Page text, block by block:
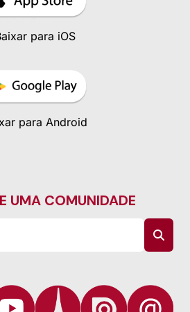
para iOS
para Android
UMA COMUNIDADE